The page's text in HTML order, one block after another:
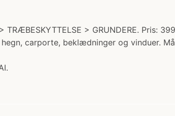
TRÆBESKYTTELSE > GRUNDERE. Pris:
carporte, beklædninger og vinduer.